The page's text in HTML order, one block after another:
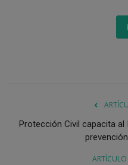
Protección Civil capacita
ARTÍCULO